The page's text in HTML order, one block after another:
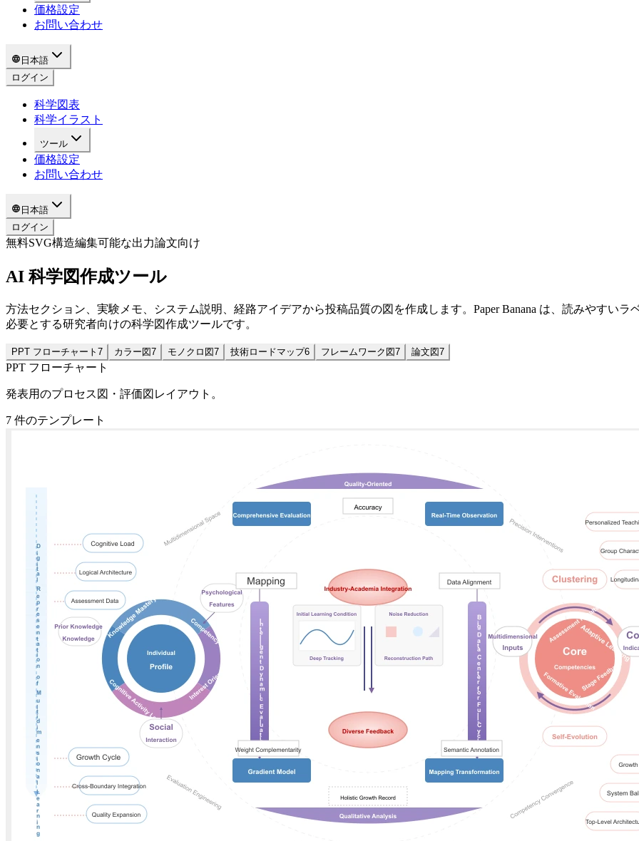
価格設定
お問い合わせ
日本語
ログイン
科学図表
科学イラスト
ツール
価格設定
お問い合わせ
日本語
ログイン
無料SVG構造編集可能な出力論文向け
AI 科学図作成ツール
方法セクション、実験メモ、システム説明、経路アイデアから投稿品質の図を作成します。Paper Banana は、読みやすい
必要とする研究者向けの科学図作成ツールです。
PPT フローチャート 7 カラー図7 モノクロ図7 技術ロードマップ6 フレームワーク図7 論文図7
PPT フローチャート
発表用のプロセス図・評価図レイアウト。
7 件のテンプレート